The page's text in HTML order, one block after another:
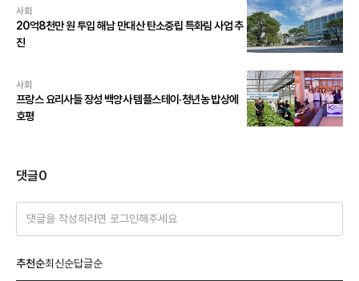
사회
20억8천만 원 투입 해남 만대산 탄소중립 특화림 사업 추
진
사회
프랑스 요리사들 장성 백양사 템플스테이·청년농 밥상에
호평
댓글0
댓글을 작성하려면 로그인해주세요
추천순최신순답글순